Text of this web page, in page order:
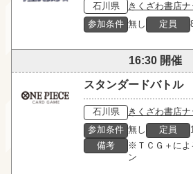
石川県
きくざわ書店
参加条件 無し 定員
16:30 開催
スタンダードバトル
石川県
きくざわ書店
参加条件 無し 定員
備考
※ＴＣＧ＋によ
ン